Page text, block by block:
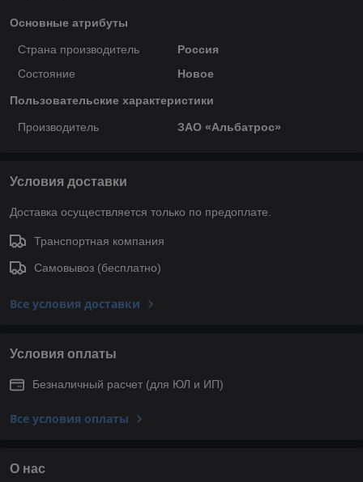
Основные атрибуты
Страна производитель
Россия
Состояние
Новое
Пользовательские характеристики
Производитель ЗАО «Альбатрос»
Условия доставки
Доставка осуществляется только по предоплате.
Транспортная компания
Самовывоз (бесплатно)
Все условия доставки
Условия оплаты
Безналичный расчет (для ЮЛ и ИП)
Все условия оплаты
О нас